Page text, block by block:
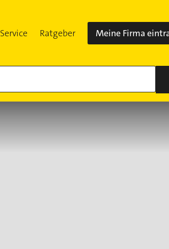
Service Ratgeber Meine Firma